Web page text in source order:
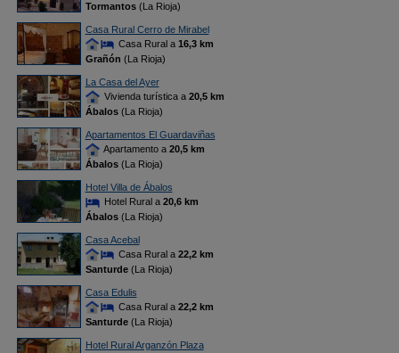
Tormantos(La Rioja)
Casa Rural Cerro de Mirabel
Casa Rural a 16,3 km
Grañón (La Rioja)
La Casa del Ayer
Vivienda turística a 20,5 km
Ábalos(La Rioja)
Apartamentos El Guardaviñas
Apartamento a 20,5 km
Ábalos(La Rioja)
Hotel Villa de Ábalos
Hotel Rural a 20,6 km
Ábalos(La Rioja)
Casa Acebal
Casa Rural a 22,2 km
Santurde(La Rioja)
Casa Edulis
Casa Rural a 22,2 km
Santurde(La Rioja)
Hotel Rural Arganzón Plaza